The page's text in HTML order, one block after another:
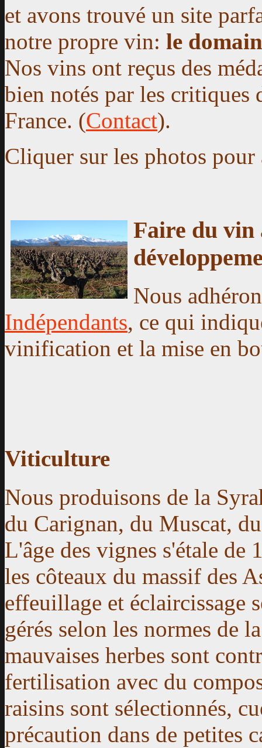
et avons trouvé un site
notre propre vin: le
Nos vins ont reçus des
bien notés par les
France. (Contact).
Cliquer sur les photos pour
Faire du vin
Nous
Indépendants, ce qui
vinification et la mise en
Viticulture
Nous produisons de la
du Carignan, du Muscat,
L'âge des vignes s'étale de
les côteaux du massif des
effeuillage et éclaircissage
gérés selon les normes de
mauvaises herbes sont
fertilisation avec du
raisins sont sélectionnés,
précaution dans de petites